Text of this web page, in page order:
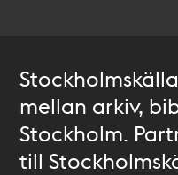
mellan arkiv,
Stockholm.
till